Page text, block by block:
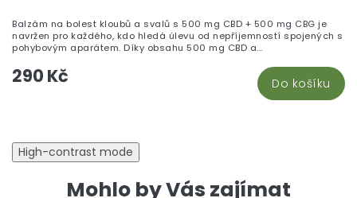
290 Kč Do košíku
Balzám na bolest kloubů a svalů s 500 mg CBD + 500 mg CBG je
navržen pro každého, kdo hledá úlevu od nepříjemností spojených s
pohybovým aparátem. Díky obsahu 500 mg CBD a...
High-contrast mode
Mohlo by Vás zajímat